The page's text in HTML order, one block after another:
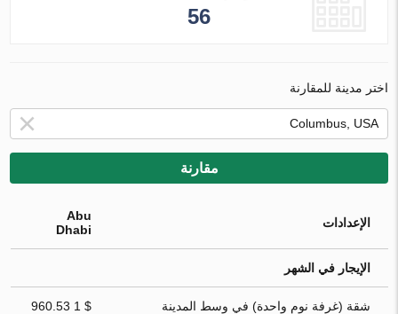
56
اختر مدينة للمقارنة
مقارنة
الإعدادات
Abu
Dhabi
الإيجار في الشهر
شقة (غرفة نوم واحدة) في وسط المدينة $ 1 960.53